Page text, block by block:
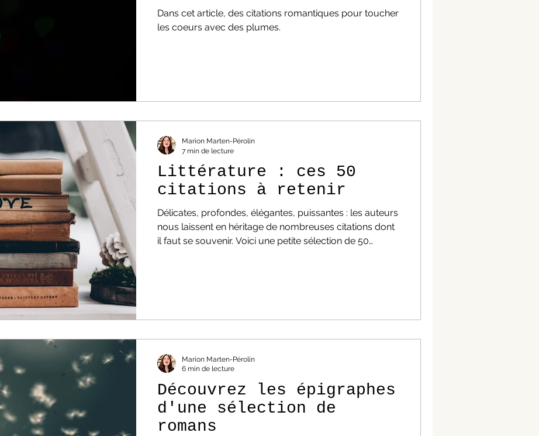
Dans cet article, des citations romantiques pour toucher
les coeurs avec des plumes.
Littérature : ces 50
citations à retenir
Délicates, profondes, élégantes, puissantes : les auteurs
nous laissent en héritage de nombreuses citations dont
il faut se souvenir. Voici une petite sélection de 50
Marion Marten-Pérolin
7 min de lecture
Découvrez les épigraphes
d'une sélection de
romans
Marion Marten-Pérolin
6 min de lecture